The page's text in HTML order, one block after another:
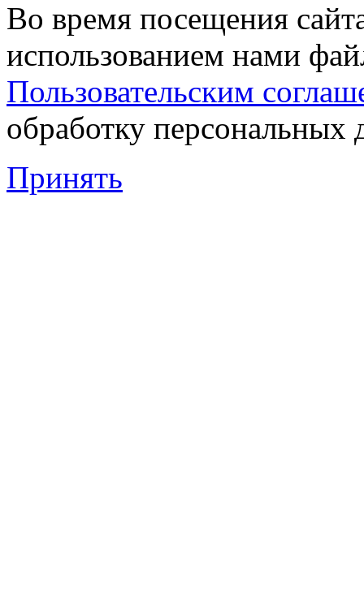
Во время посещения
использованием нами
Пользовательским
обработку персональных
Принять